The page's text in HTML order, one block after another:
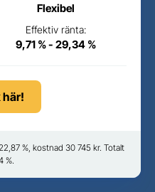
Flexibel
Effektiv ränta:
9,71 % - 29,34 %
här!
%, kostnad 30 745 kr. Totalt
%.